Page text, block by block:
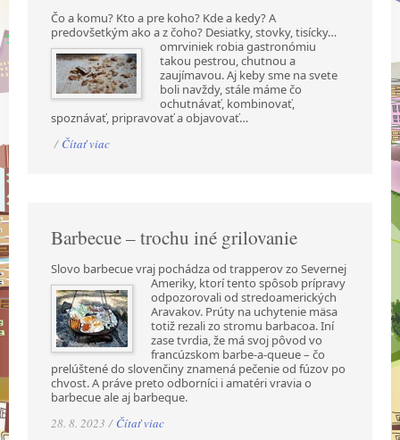
Čo a komu? Kto a pre koho? Kde a kedy? A
predovšetkým ako a z čoho? Desiatky, stovky,tisícky…
omrviniek robia gastronómiu
takou pestrou, chutnou a
zaujímavou. Aj keby sme na svete
boli navždy, stále máme čo
ochutnávať, kombinovať,
spoznávať, pripravovať a objavovať…
/ Čítať viac
Barbecue – trochu iné grilovanie
Slovo barbecue vraj pochádza od trapperov zo Severnej
Ameriky, ktorí tento spôsob prípravy
odpozorovali od stredoamerických
Aravakov. Prúty na uchytenie mäsa
totiž rezali zo stromu barbacoa. Iní
zase tvrdia, že má svoj pôvod vo
francúzskom barbe-a-queue – čo
prelúštené do slovenčiny znamená pečenie od fúzov po
chvost. A práve preto odborníci i amatéri vravia o
barbecue ale aj barbeque.
28. 8. 2023 / Čítať viac